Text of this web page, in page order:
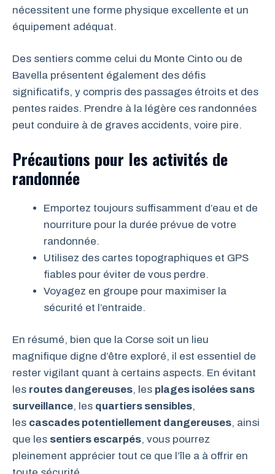
nécessitent une forme physique excellente et un
équipement adéquat.
Des sentiers comme celui du Monte Cinto ou de
Bavella présentent également des défis
significatifs, y compris des passages étroits et des
pentes raides. Prendre à la légère ces randonnées
peut conduire à de graves accidents, voire pire.
Précautions pour les activités de
randonnée
Emportez toujours suffisamment d’eau et de
nourriture pour la durée prévue de votre
randonnée.
Utilisez des cartes topographiques et GPS
fiables pour éviter de vous perdre.
Voyagez en groupe pour maximiser la
sécurité et l’entraide.
En résumé, bien que la Corse soit un lieu
magnifique digne d’être exploré, il est essentiel de
rester vigilant quant à certains aspects. En évitant
les routes dangereuses, les plages isolées sans
surveillance, les quartiers sensibles,
les cascades potentiellement dangereuses, ainsi
que les sentiers escarpés, vous pourrez
pleinement apprécier tout ce que l’île a à offrir en